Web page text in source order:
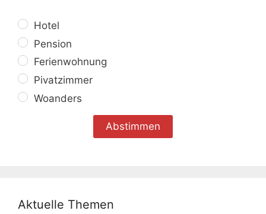
Hotel
Pension
Ferienwohnung
Pivatzimmer
Woanders
Aktuelle Themen